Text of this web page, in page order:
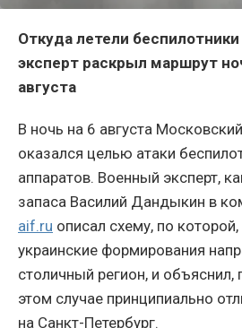
Откуда летели
эксперт раскрыл маршрут
августа
В ночь на 6 августа
оказался целью атаки
аппаратов. Военный эксперт,
запаса Василий Дандыкин в
aif.ru описал схему, по
украинские формирования
столичный регион, и
этом случае принципиально
на Санкт-Петербург.